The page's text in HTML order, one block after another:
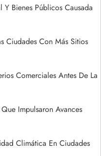
Bienes Públicos Causada
Ciudades Con Más Sitios
Comerciales Antes De La
Impulsaron Avances
Climática En Ciudades